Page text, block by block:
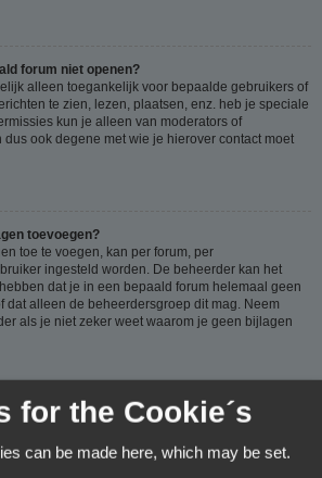
forum niet openen?
alleen toegankelijk voor bepaalde gebruikers of
te zien, lezen, plaatsen, enz. heb je speciale
kun je alleen van moderators of
ook degene met wie je hierover contact moet
toevoegen?
toe te voegen, kan per forum, per
ingesteld worden. De beheerder kan het
dat je in een bepaald forum helemaal geen
dat alleen de beheerdersgroep dit mag. Neem
als je niet zeker weet waarom je geen bijlagen
regels, als je één van deze regels (volgens
je een waarschuwing ontvangen. Het sturen van
for the Cookie´s
can be made here, which may be set.